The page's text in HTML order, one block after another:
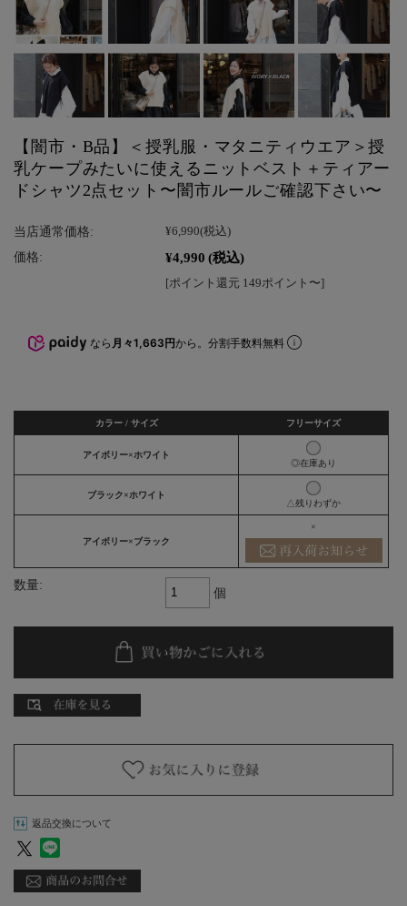
【闇市・B品】＜授乳服・マタニティウエア＞授
乳ケープみたいに使えるニットベスト＋ティアー
ドシャツ2点セット〜闇市ルールご確認下さい〜
当店通常価格: ¥6,990(税込)
価格: ¥4,990 (税込)
[ポイント還元 149ポイント〜]
なら 月々1,663円から。分割手数料無料
カラー / サイズ フリーサイズ
アイボリー×ホワイト
◎在庫あり
ブラック×ホワイト
△残りわずか
アイボリー×ブラック
×
数量:
個
返品交換について